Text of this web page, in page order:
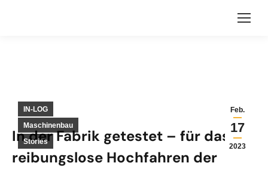
Feb.
17
2023
IN-LOG
Maschinenbau
Stories
In der Fabrik getestet – für das
reibungslose Hochfahren der